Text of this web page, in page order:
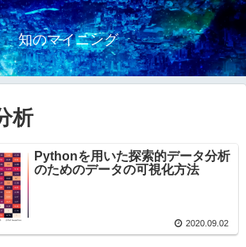
知のマイニング
析
Pythonを用いた探索的データ分析
のためのデータの可視化方法
2020.09.02